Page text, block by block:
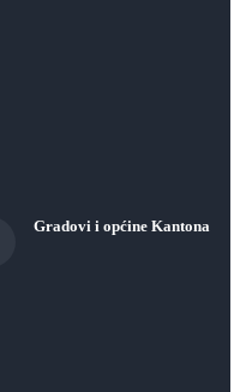
Gradovi i općine Kantona